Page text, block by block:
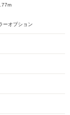
ーオプション